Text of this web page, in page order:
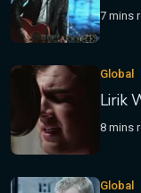
7 mins
Global
Lirik
8 mins
Global